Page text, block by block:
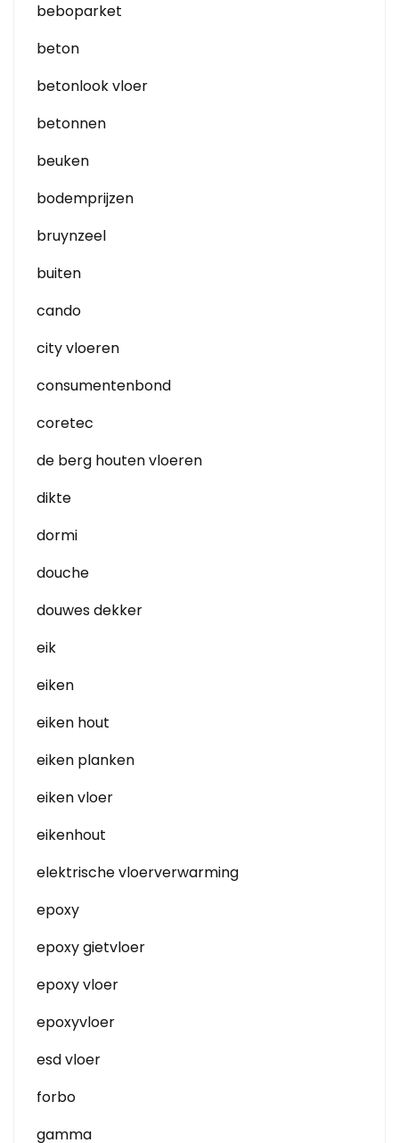
beboparket
beton
betonlook vloer
betonnen
beuken
bodemprijzen
bruynzeel
buiten
cando
city vloeren
consumentenbond
coretec
de berg houten vloeren
dikte
dormi
douche
douwes dekker
eik
eiken
eiken hout
eiken planken
eiken vloer
eikenhout
elektrische vloerverwarming
epoxy
epoxy gietvloer
epoxy vloer
epoxyvloer
esd vloer
forbo
gamma